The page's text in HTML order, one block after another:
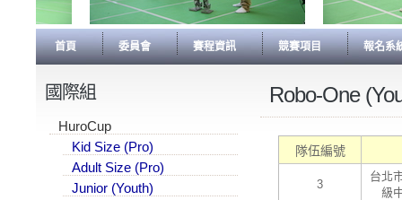
首頁 委員會 賽程資訊 競賽項目 報名系
Robo-One
隊伍編號
3
台北
級
國際組
HuroCup
Kid Size (Pro)
Adult Size (Pro)
Junior (Youth)